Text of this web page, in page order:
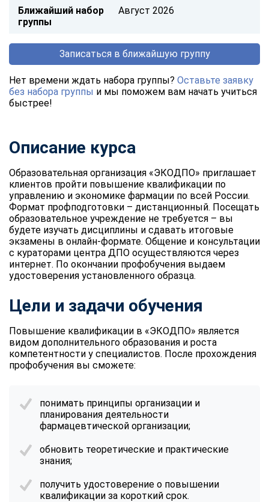
Ближайший набор
группы
Август 2026
Записаться в ближайшую группу
Нет времени ждать набора группы? Оставьте заявку
без набора группы и мы поможем вам начать учиться
быстрее!
Описание курса
Образовательная организация «ЭКОДПО» приглашает
клиентов пройти повышение квалификации по
управлению и экономике фармации по всей России.
Формат профподготовки – дистанционный. Посещать
образовательное учреждение не требуется – вы
будете изучать дисциплины и сдавать итоговые
экзамены в онлайн-формате. Общение и консультации
с кураторами центра ДПО осуществляются через
интернет. По окончании профобучения выдаем
удостоверения установленного образца.
Цели и задачи обучения
Повышение квалификации в «ЭКОДПО» является
видом дополнительного образования и роста
компетентности у специалистов. После прохождения
профобучения вы сможете:
понимать принципы организации и
планирования деятельности
фармацевтической организации;
обновить теоретические и практические
знания;
получить удостоверение о повышении
квалификации за короткий срок.